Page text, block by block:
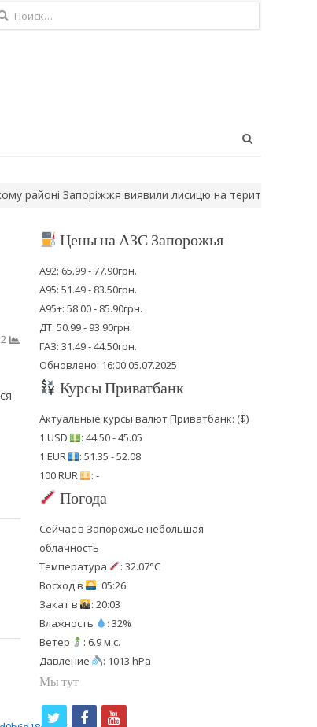
Запоріжжя виявили лисицю на території закладу
Цены на АЗС Запорожья
А92: 65.99 - 77.90грн.
А95: 51.49 - 83.50грн.
А95+: 58.00 - 85.90грн.
ДТ: 50.99 - 93.90грн.
ГАЗ: 31.49 - 44.50грн.
Обновлено: 16:00 05.07.2025
Курсы Приватбанк
Актуальные курсы валют Приватбанк: ($)
1 USD
: 44.50 - 45.05
1 EUR
: 51.35 - 52.08
100 RUR
: -
Погода
Сейчас в Запорожье небольшая
облачность
Температура
: 32.07°C
Восход в
: 05:26
Закат в
: 20:03
Влажность
: 32%
Ветер
: 6.9 м.с.
Давление
: 1013 hPa
Мы тут
f
y